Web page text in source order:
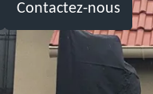
Contactez-nous